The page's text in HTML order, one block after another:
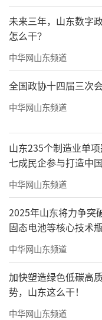
会主义思想为指
十届历次全会精
效”总基调，牢
重要回信精神这
流现代化地质强
矿攻坚等“10”
坚实地质保障。
会议确定，
面发力”：一要
源保障上全面发
造“省内攻深找
拓展、海上创
筹、保障有力的
务提质，在彰显
落实全省16市综
未来三年，山东数字
怎么干？
中华网山东频道
全国政协十四届三次
中华网山东频道
山东235个制造业单
七成民企参与打造中
中华网山东频道
2025年山东将力争突
固态电池等核心技术
中华网山东频道
加快塑造绿色低碳高
势，山东这么干！
中华网山东频道